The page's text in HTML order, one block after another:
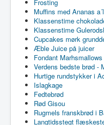
Frosting
Muffins med Ananas
Klassenstime
Klassenstime
Cupcakes mørk
Æble Juice på juicer
Fondant
Verdens bedste brød -
Hurtige rundstykker i
Islagkage
Fedtebrød
Rød Gisou
Rugmels franskbrød i
Langtidsstegt